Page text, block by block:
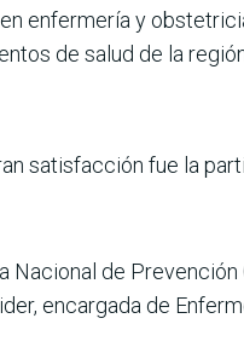
enfermería y
de salud de la
satisfacción fue la
Nacional de
encargada de